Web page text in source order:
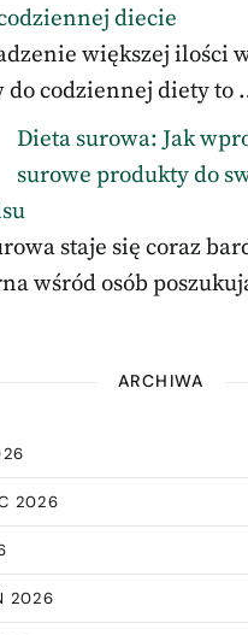
diecie
większej ilości
do codziennej diety to
Dieta surowa: Jak
surowe produkty do
staje się coraz
wśród osób
ARCHIWA
2026
2026